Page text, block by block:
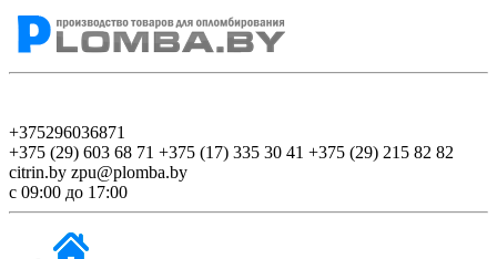
+375296036871
+375 (29) 603 68 71 +375 (17) 335 30 41 +375 (29) 215 82 82
citrin.by zpu@plomba.by
c 09:00 до 17:00